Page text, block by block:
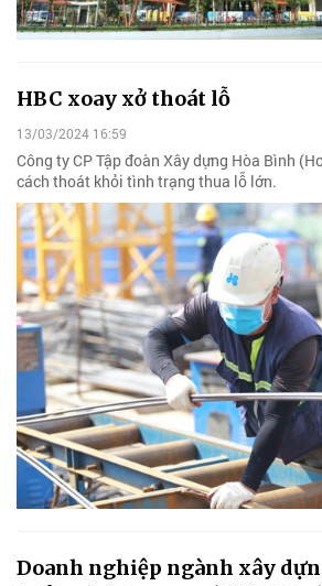
HBC xoay xở thoát lỗ
13/03/2024 16:59
Công ty CP Tập đoàn Xây dựng Hòa Bình
cách thoát khỏi tình trạng thua lỗ lớn.
Doanh nghiệp ngành xây